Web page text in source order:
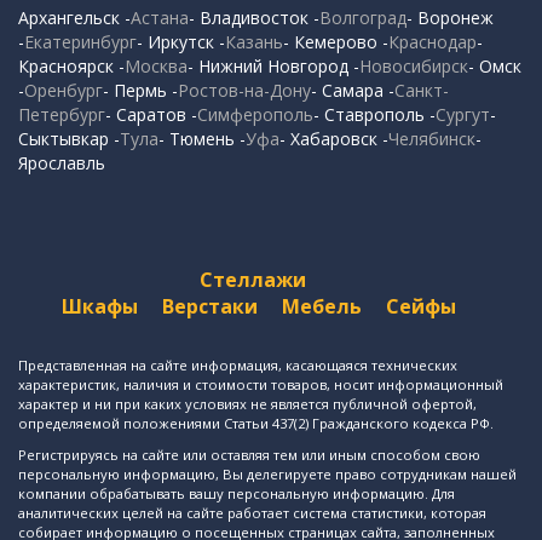
Архангельск -Астана- Владивосток -Волгоград- Воронеж
-Екатеринбург- Иркутск -Казань- Кемерово -Краснодар-
Красноярск -Москва- Нижний Новгород -Новосибирск- Омск
-Оренбург- Пермь -Ростов-на-Дону- Самара -Санкт-
Петербург- Саратов -Симферополь- Ставрополь -Сургут-
Сыктывкар -Тула- Тюмень -Уфа- Хабаровск -Челябинск-
Ярославль
Стеллажи
Шкафы
Верстаки Мебель Сейфы
Представленная на сайте информация, касающаяся технических
характеристик, наличия и стоимости товаров, носит информационный
характер и ни при каких условиях не является публичной офертой,
определяемой положениями Статьи 437(2) Гражданского кодекса РФ.
Регистрируясь на сайте или оставляя тем или иным способом свою
персональную информацию, Вы делегируете право сотрудникам нашей
компании обрабатывать вашу персональную информацию. Для
аналитических целей на сайте работает система статистики, которая
собирает информацию о посещенных страницах сайта, заполненных